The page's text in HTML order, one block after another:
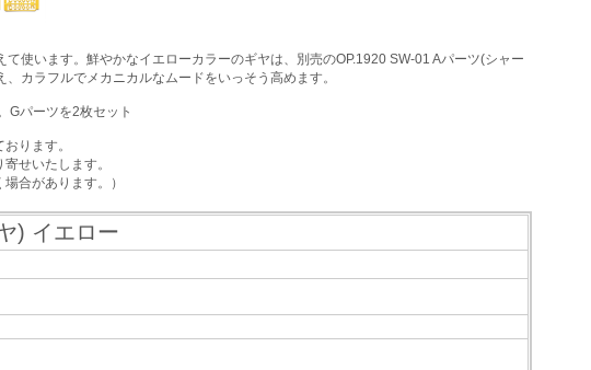
使います。鮮やかなイエローカラーのギヤは、別売のOP.1920 SW-01 Aパーツ(シャー
カラフルでメカニカルなムードをいっそう高めます。
Gパーツを2枚セット
ります。
せいたします。
合があります。）
) イエロー